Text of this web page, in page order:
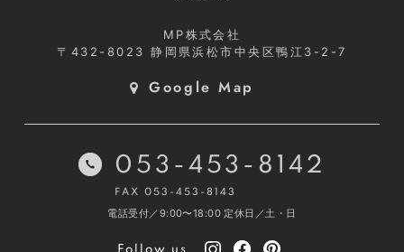
MP株式会社
〒432-8023静岡県浜松市中央区鴨江3-2-7
Google Map
053-453-8142
FAX 053-453-8143
電話受付／9:00〜18:00 定休日／土・日